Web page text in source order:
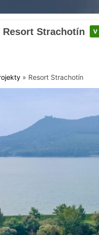
Strachotín V
» Resort Strachotín